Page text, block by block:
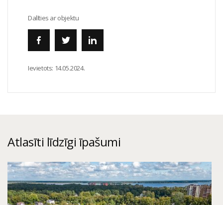
Dalīties ar objektu
Ievietots: 14.05.2024.
Atlasīti līdzīgi īpašumi